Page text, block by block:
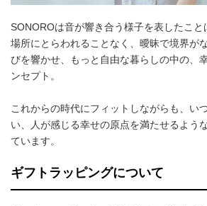
SONOROは音が響き合う様子を表したこと
場所にとらわれることなく、曖昧で境界が
びを響かせ、もっと自由な暮らしの中の、
ンセプト。
これからの時代にフィットしながらも、い
い、人が感じる幸せの原点を満たせるよう
ています。
ギフトラッピングについて